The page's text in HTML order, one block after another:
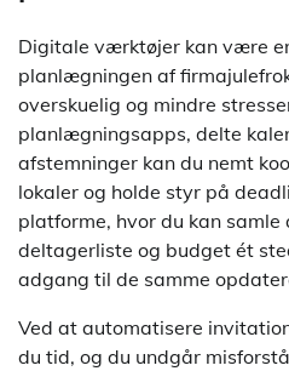
Digitale værktøjer kan være
planlægningen af
overskuelig og mindre
planlægningsapps, delte
afstemninger kan du nemt
lokaler og holde styr på
platforme, hvor du kan samle
deltagerliste og budget ét
adgang til de samme
Ved at automatisere
du tid, og du undgår